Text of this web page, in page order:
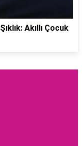
Akıllı Çocuk